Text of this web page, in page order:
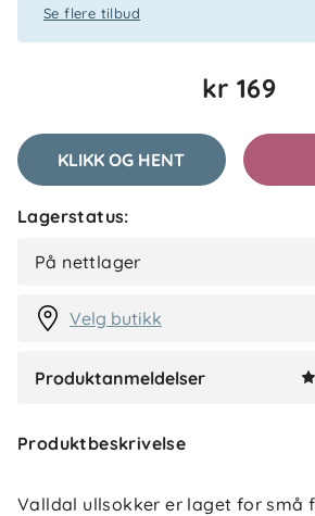
Se flere tilbud
kr 169
KLIKK OG HENT
Lagerstatus:
På nettlager
Velg butikk
Produktanmeldelser
S
Produktbeskrivelse
Valldal ullsokker er laget for små